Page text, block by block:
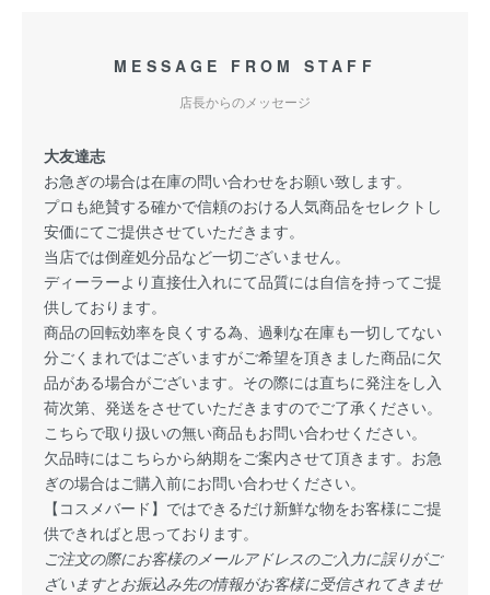
MESSAGE FROM STAFF
店長からのメッセージ
大友達志
お急ぎの場合は在庫の問い合わせをお願い致します。
プロも絶賛する確かで信頼のおける人気商品をセレクトし
安価にてご提供させていただきます。
当店では倒産処分品など一切ございません。
ディーラーより直接仕入れにて品質には自信を持ってご提
供しております。
商品の回転効率を良くする為、過剰な在庫も一切してない
分ごくまれではございますがご希望を頂きました商品に欠
品がある場合がございます。その際には直ちに発注をし入
荷次第、発送をさせていただきますのでご了承ください。
こちらで取り扱いの無い商品もお問い合わせください。
欠品時にはこちらから納期をご案内させて頂きます。お急
ぎの場合はご購入前にお問い合わせください。
【コスメバード】ではできるだけ新鮮な物をお客様にご提
供できればと思っております。
ご注文の際にお客様のメールアドレスのご入力に誤りがご
ざいますとお振込み先の情報がお客様に受信されてきませ